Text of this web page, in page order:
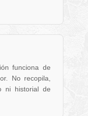
funciona de
No recopila,
ni historial de